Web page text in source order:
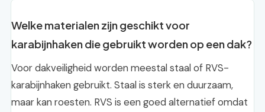
Welke materialen zijn geschikt voor
karabijnhaken die gebruikt worden op een dak?
Voor dakveiligheid worden meestal staal of RVS-
karabijnhaken gebruikt. Staal is sterk en duurzaam,
maar kan roesten. RVS is een goed alternatief omdat